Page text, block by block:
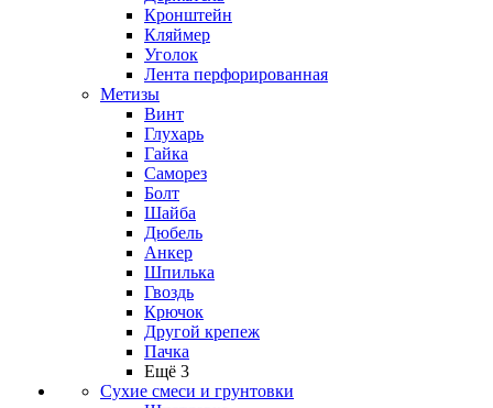
Кронштейн
Кляймер
Уголок
Лента перфорированная
Метизы
Винт
Глухарь
Гайка
Саморез
Болт
Шайба
Дюбель
Анкер
Шпилька
Гвоздь
Крючок
Другой крепеж
Пачка
Ещё 3
Сухие смеси и грунтовки